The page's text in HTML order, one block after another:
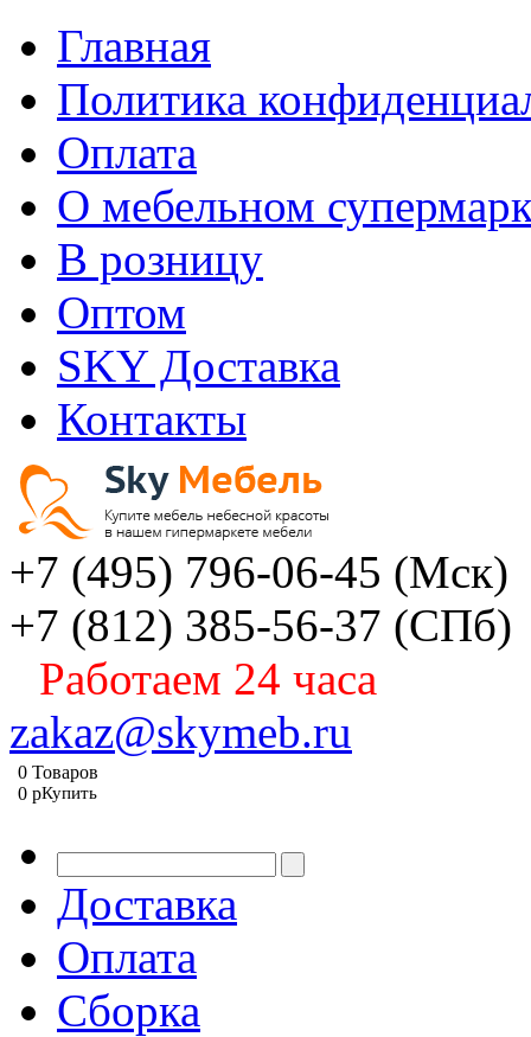
Главная
Политика
Оплата
О мебельном
В розницу
Оптом
SKY Доставка
Контакты
+7 (495) 796-06-45 (Мск)
+7 (812) 385-56-37 (СПб)
Работаем 24 часа
zakaz@skymeb.ru
0 Товаров
0 pКупить
Доставка
Оплата
Сборка